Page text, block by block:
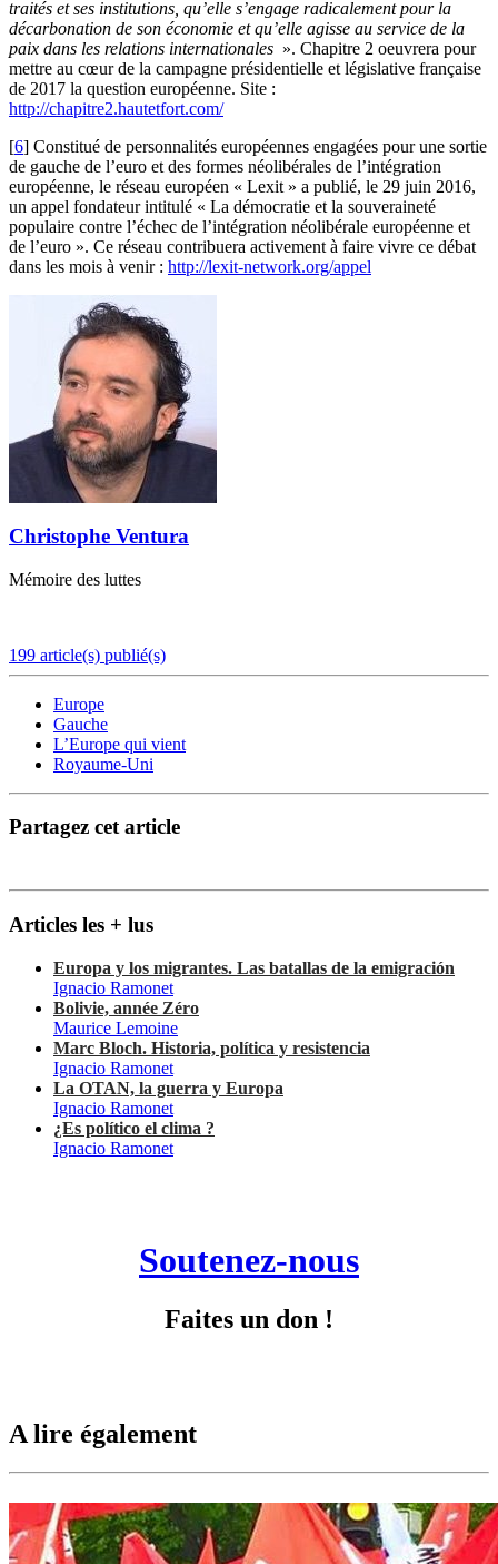
traités et ses institutions, qu’elle s’engage radicalement pour la
décarbonation de son économie et qu’elle agisse au service de la
paix dans les relations internationales ». Chapitre 2 oeuvrera pour
mettre au cœur de la campagne présidentielle et législative française
de 2017 la question européenne. Site :
http://chapitre2.hautetfort.com/
[6] Constitué de personnalités européennes engagées pour une sortie
de gauche de l’euro et des formes néolibérales de l’intégration
européenne, le réseau européen « Lexit » a publié, le 29 juin 2016,
un appel fondateur intitulé « La démocratie et la souveraineté
populaire contre l’échec de l’intégration néolibérale européenne et
de l’euro ». Ce réseau contribuera activement à faire vivre ce débat
dans les mois à venir : http://lexit-network.org/appel
Christophe Ventura
Mémoire des luttes
199 article(s) publié(s)
Europe
Gauche
L’Europe qui vient
Royaume-Uni
Partagez cet article
Articles les + lus
Europa y los migrantes. Las batallas de la emigración
Ignacio Ramonet
Bolivie, année Zéro
Maurice Lemoine
Marc Bloch. Historia, política y resistencia
Ignacio Ramonet
La OTAN, la guerra y Europa
Ignacio Ramonet
¿Es político el clima ?
Ignacio Ramonet
Soutenez-nous
Faites un don !
A lire également